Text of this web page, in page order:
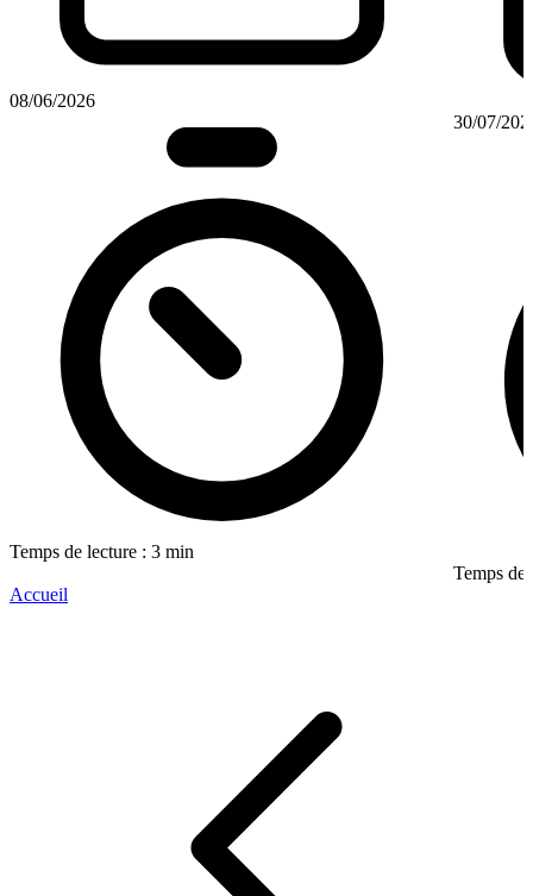
08/06/2026
Temps de lecture : 3 min
30/07/
Temps de
Accueil